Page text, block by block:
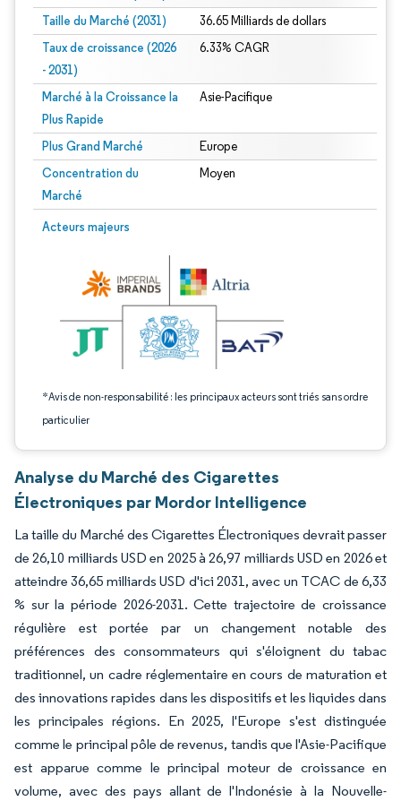
Taille du Marché (2031) 36.65 Milliards de dollars
Taux de croissance (2026
- 2031)
6.33% CAGR
Marché à la Croissance la
Plus Rapide
Asie-Pacifique
Plus Grand Marché Europe
Concentration du
Marché
Moyen
Acteurs majeurs
*Avis de non-responsabilité : les principaux acteurs sont triés sans ordre
particulier
Image © Mordor Intelligence. La réutilisation nécessite une attribution sous CC
Analyse du Marché des Cigarettes
Électroniques par Mordor Intelligence
La taille du Marché des Cigarettes Électroniques devrait passer
de 26,10 milliards USD en 2025 à 26,97 milliards USD en 2026 et
atteindre 36,65 milliards USD d'ici 2031, avec un TCAC de 6,33
% sur la période 2026-2031. Cette trajectoire de croissance
régulière est portée par un changement notable des
préférences des consommateurs qui s'éloignent du tabac
traditionnel, un cadre réglementaire en cours de maturation et
des innovations rapides dans les dispositifs et les liquides dans
les principales régions. En 2025, l'Europe s'est distinguée
comme le principal pôle de revenus, tandis que l'Asie-Pacifique
est apparue comme le principal moteur de croissance en
volume, avec des pays allant de l'Indonésie à la Nouvelle-